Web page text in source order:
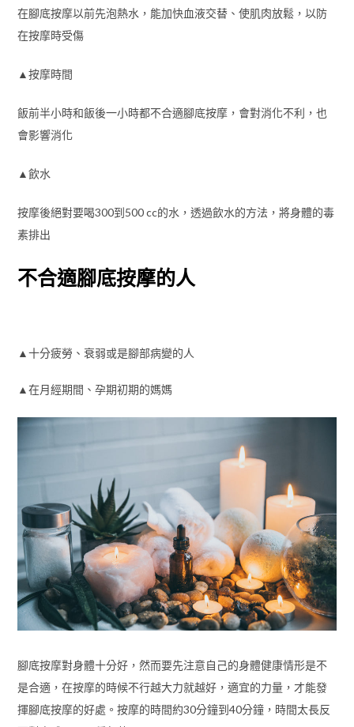
在腳底按摩以前先泡熱水，能加快血液交替、使肌肉放鬆，以防
在按摩時受傷
▲按摩時間
飯前半小時和飯後一小時都不合適腳底按摩，會對消化不利，也
會影響消化
▲飲水
按摩後絕對要喝300到500 cc的水，透過飲水的方法，將身體的毒
素排出
不合適腳底按摩的人
▲十分疲勞、衰弱或是腳部病變的人
▲在月經期間、孕期初期的媽媽
腳底按摩對身體十分好，然而要先注意自己的身體健康情形是不
是合適，在按摩的時候不行越大力就越好，適宜的力量，才能發
揮腳底按摩的好處。按摩的時間約30分鐘到40分鐘，時間太長反